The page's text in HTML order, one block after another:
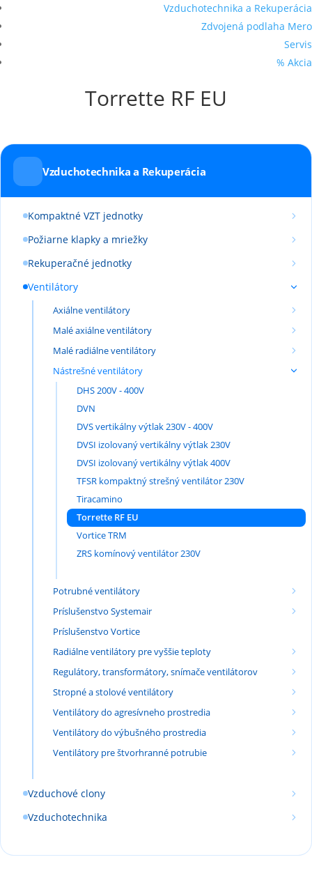
Vzduchotechnika a Rekuperácia
Zdvojená podlaha Mero
Servis
% Akcia
Torrette RF EU
Vzduchotechnika a Rekuperácia
Kompaktné VZT jednotky
Požiarne klapky a mriežky
Rekuperačné jednotky
Ventilátory
Axiálne ventilátory
Malé axiálne ventilátory
Malé radiálne ventilátory
Nástrešné ventilátory
DHS 200V - 400V
DVN
DVS vertikálny výtlak 230V - 400V
DVSI izolovaný vertikálny výtlak 230V
DVSI izolovaný vertikálny výtlak 400V
TFSR kompaktný strešný ventilátor 230V
Tiracamino
Torrette RF EU
Vortice TRM
ZRS komínový ventilátor 230V
Potrubné ventilátory
Príslušenstvo Systemair
Príslušenstvo Vortice
Radiálne ventilátory pre vyššie teploty
Regulátory, transformátory, snímače ventilátorov
Stropné a stolové ventilátory
Ventilátory do agresívneho prostredia
Ventilátory do výbušného prostredia
Ventilátory pre štvorhranné potrubie
Vzduchové clony
Vzduchotechnika